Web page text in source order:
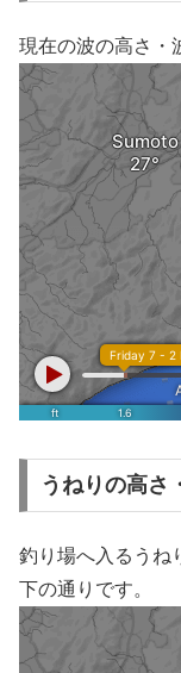
現在の波の高さ・
うねりの高さ
釣り場へ入るうね
下の通りです。